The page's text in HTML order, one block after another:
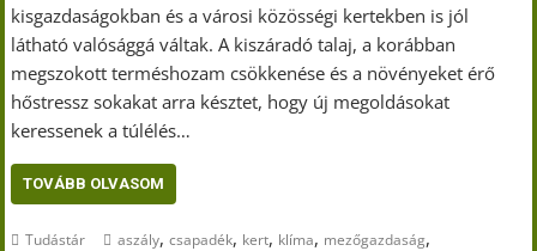
kisgazdaságokban és a városi közösségi kertekben is jól
látható valósággá váltak. A kiszáradó talaj, a korábban
megszokott terméshozam csökkenése és a növényeket érő
hőstressz sokakat arra késztet, hogy új megoldásokat
keressenek a túlélés…
TOVÁBB OLVASOM
Tudástár aszály,csapadék, kert, klíma, mezőgazdaság,